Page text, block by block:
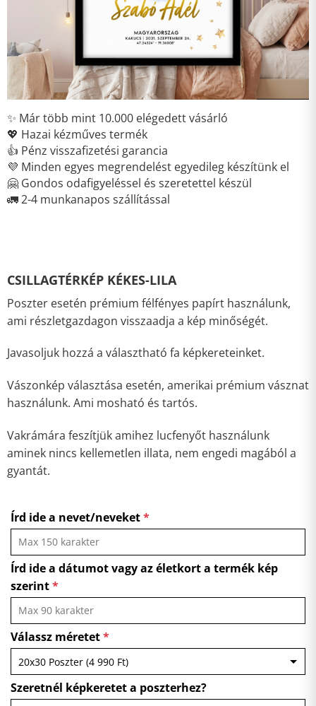
✨ Már több mint 10.000 elégedett vásárló
💖 Hazai kézműves termék
👍 Pénz visszafizetési garancia
💜 Minden egyes megrendelést egyedileg készítünk el
🤗 Gondos odafigyeléssel és szeretettel készül
🚛 2-4 munkanapos szállítással
CSILLAGTÉRKÉP KÉKES-LILA
Poszter esetén prémium félfényes papírt használunk,
ami részletgazdagon visszaadja a kép minőségét.
Javasoljuk hozzá a választható fa képkereteinket.
Vászonkép választása esetén, amerikai prémium vásznat
használunk. Ami mosható és tartós.
Vakrámára feszítjük amihez lucfenyőt használunk
aminek nincs kellemetlen illata, nem engedi magából a
gyantát.
Írd ide a nevet/neveket*
Írd ide a dátumot vagy az életkort a termék kép
szerint*
Válassz méretet*
Szeretnél képkeretet a poszterhez?